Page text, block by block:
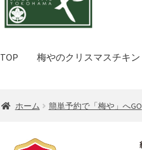
ン
へ
キ
ス
キ
プ
TOP 梅やのクリスマスチキン
ホーム 簡単予約で「梅や」へGO